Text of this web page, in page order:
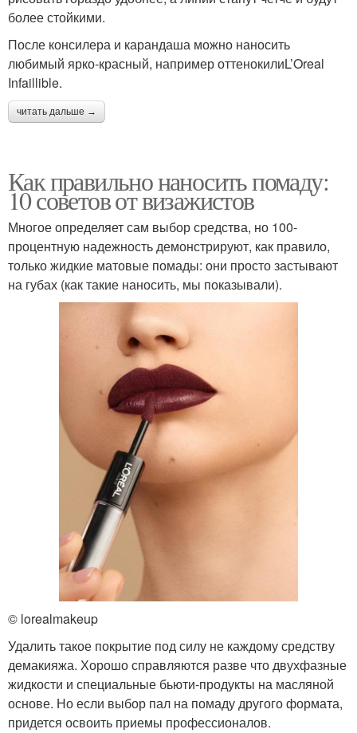
более стойкими.
После консилера и карандаша можно наносить
любимый ярко-красный, например оттенокилиL’Oreal
Infaillible.
читать дальше →
Как правильно наносить помаду:
10 советов от визажистов
Многое определяет сам выбор средства, но 100-
процентную надежность демонстрируют, как правило,
только жидкие матовые помады: они просто застывают
на губах (как такие наносить, мы показывали).
© lorealmakeup
Удалить такое покрытие под силу не каждому средству
демакияжа. Хорошо справляются разве что двухфазные
жидкости и специальные бьюти-продукты на масляной
основе. Но если выбор пал на помаду другого формата,
придется освоить приемы профессионалов.